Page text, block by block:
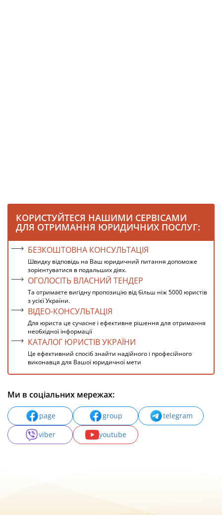
КОРИСТУЙТЕСЯ НАШИМИ СЕРВІСАМИ
ДЛЯ ОТРИМАННЯ ЮРИДИЧНИХ ПОСЛУГ:
БЕЗКОШТОВНА КОНСУЛЬТАЦІЯ
Швидку відповідь на Ваш юридичний питання допоможе
зорієнтуватися в подальших діях.
ОГОЛОСІТЬ ВЛАСНИЙ ТЕНДЕР
Та отримаєте вигідну пропозицію від більш ніж 5000 юристів
з усієї України.
ВІДЕО-КОНСУЛЬТАЦІЯ
Для юриста це сучасне і ефективне рішення для отримання
необхідної інформації
КАТАЛОГ ЮРИСТІВ УКРАЇНИ
Це ефективний спосіб знайти надійного і професійного
виконавця для Вашої юридичної мети
Ми в соціальних мережах:
page group
telegram
viber
youtube